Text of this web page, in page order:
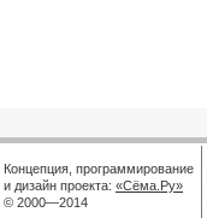
Концепция, программирование
и дизайн проекта: «Сёма.Ру»
© 2000—2014